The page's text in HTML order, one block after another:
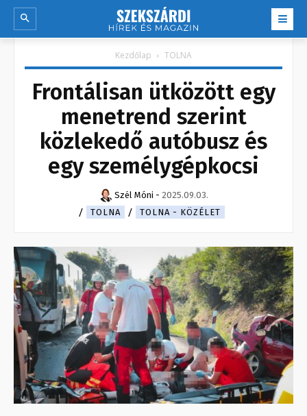
Kezdőlap TOLNA
Frontálisan ütközött egy
menetrend szerint
közlekedő autóbusz és
egy személygépkocsi
Szél Móni - 2025.09.03.
TOLNA
TOLNA - KÖZÉLET